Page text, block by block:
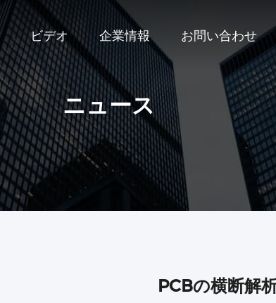
ビデオ 企業情報 お問い合わせ
ニュース
PCBの横断解